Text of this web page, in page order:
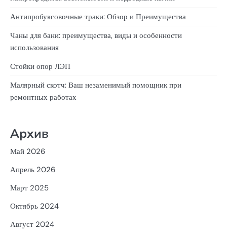
Антипробуксовочные траки: Обзор и Преимущества
Чаны для бани: преимущества, виды и особенности
использования
Стойки опор ЛЭП
Малярный скотч: Ваш незаменимый помощник при
ремонтных работах
Архив
Май 2026
Апрель 2026
Март 2025
Октябрь 2024
Август 2024